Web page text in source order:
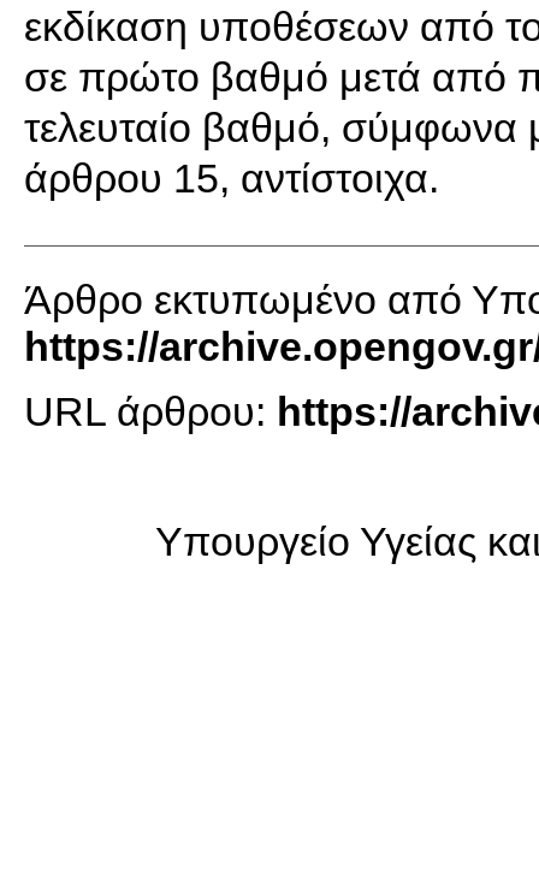
εκδίκαση υποθέσεων από
σε πρώτο βαθμό μετά από
τελευταίο βαθμό, σύμφωνα
άρθρου 15, αντίστοιχα.
Άρθρο εκτυπωμένο από
https://
URL άρθρου: https://
Υπουργείο Υγείας